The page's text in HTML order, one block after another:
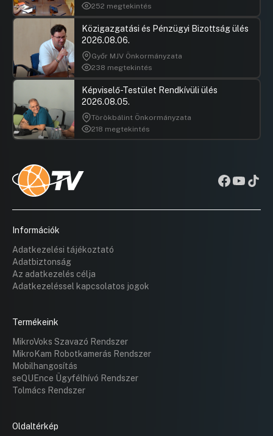
252 megtekintés
Közigazgatási és Pénzügyi Bizottság ülés
2026.08.06.
Győr MJV Önkormányzata
238 megtekintés
Képviselő-Testület Rendkívüli ülés
2026.08.05.
Törökbálint Önkormányzata
218 megtekintés
Információk
Adatkezelési tájékoztató
Adatbiztonság
Az adatkezelés célja
Adatkezeléssel kapcsolatos jogok
Termékeink
MikroVoks Szavazó Rendszer
MikroKam Robotkamerás Rendszer
Mobilhangosítás
seQUEnce Ügyfélhívó Rendszer
Tolmács Rendszer
Oldaltérkép